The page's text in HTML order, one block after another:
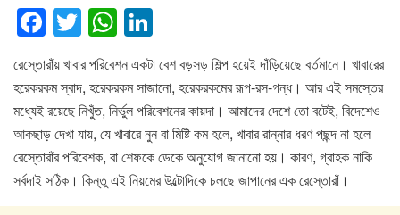
F
a
c
e
b
o
o
T
wi
tt
er
W
h
at
s
A
p
p
n
k
e
dI
n
রেস্তোরাঁয় খাবার পরিবেশন একটা বেশ বড়সড় শিল্প হয়েই দাঁড়িয়েছে বর্তমানে। খাবারের
হরেকরকম স্বাদ, হরেকরকম সাজানো, হরেকরকমের রূপ-রস-গন্ধ। আর এই সমস্তের
মধ্যেই রয়েছে নিখুঁত, নির্ভুল পরিবেশনের কায়দা। আমাদের দেশে তো বটেই, বিদেশেও
আকছাড় দেখা যায়, যে খাবারে নুন বা মিষ্টি কম হলে, খাবার রান্নার ধরণ পছন্দ না হলে
রেস্তোরাঁর পরিবেশক, বা শেফকে ডেকে অনুযোগ জানানো হয়। কারণ, গ্রাহক নাকি
সর্বদাই সঠিক। কিন্তু এই নিয়মের উল্টোদিকে চলছে জাপানের এক রেস্তোরাঁ।